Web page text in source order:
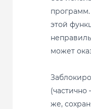
этой
может
(частично
же,